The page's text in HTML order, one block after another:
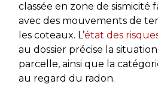
classée en zone de sismicité
avec des mouvements de
les coteaux. L’état des
au dossier précise la
parcelle, ainsi que la
au regard du radon.